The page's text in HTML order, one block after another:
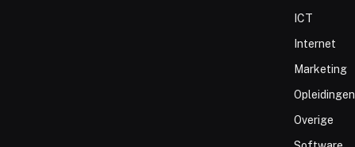
ICT
Internet
Marketing
Opleidingen
Overige